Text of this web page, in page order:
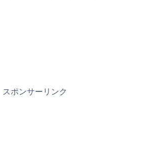
スポンサーリンク